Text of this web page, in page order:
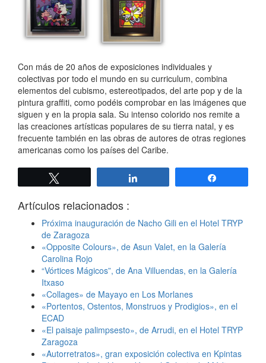
Con más de 20 años de exposiciones individuales y
colectivas por todo el mundo en su curriculum, combina
elementos del cubismo, estereotipados, del arte pop y de la
pintura graffiti, como podéis comprobar en las imágenes que
siguen y en la propia sala. Su intenso colorido nos remite a
las creaciones artísticas populares de su tierra natal, y es
frecuente también en las obras de autores de otras regiones
americanas como los países del Caribe.
Artículos relacionados :
Próxima inauguración de Nacho Gili en el Hotel TRYP
de Zaragoza
«Opposite Colours», de Asun Valet, en la Galería
Carolina Rojo
“Vórtices Mágicos”, de Ana Villuendas, en la Galería
Itxaso
«Collages» de Mayayo en Los Morlanes
«Portentos, Ostentos, Monstruos y Prodigios», en el
ECAD
«El paisaje palimpsesto», de Arrudi, en el Hotel TRYP
Zaragoza
«Autorretratos», gran exposición colectiva en Kpintas